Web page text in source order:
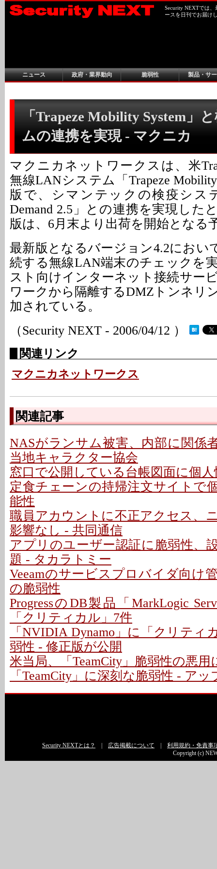
Security NEXTでは
ースを日刊でお届け
ニュース 政府・業界動向 脆弱性 製品・サ
「Trapeze Mobility System」
ムの連携を実現 - マクニカ
マクニカネットワークスは、米
無線LANシステム「Trapeze
版で、シマンテックの検疫シス
Demand 2.5」との連携を実現した
版は、6月末より出荷を開始となる
最新版となるバージョン4.2におい
続する無線LAN端末のチェックを
スト向けインターネット接続サー
ワークから隔離するDMZトンネリ
加されている。
（Security NEXT - 2006/04/12 ）
関連リンク
マクニカネットワークス
関連記事
NASがランサム被害、内部に関係
当地キャラクター協会
窓口で公開している台帳図面に個
定食チェーンの持帰注文サイトで
能性
職員アカウントに不正アクセス、
影響なし - 共同通信
アプリのユーザー認証に脆弱性、
題 - タカラトミー
Veeamのサービスプロバイダ向け
の脆弱性
ProgressのDB製品「MarkLogic
「クリティカル」7件
「NVIDIA Dynamo」に「クリティ
弱性 - 修正版が公開
米当局、「TeamCity」脆弱性の悪用
「TeamCity」に深刻な脆弱性 - ア
Security NEXTとは？ 広告掲載について
利用規約・免責事
Copyright (c)